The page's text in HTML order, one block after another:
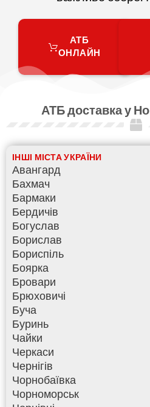
АТБ
ОНЛАЙН
АТБ доставка у
ІНШІ МІСТА УКРАЇНИ
Авангард
Бахмач
Бармаки
Бердичів
Богуслав
Борислав
Бориспіль
Боярка
Бровари
Брюховичі
Буча
Буринь
Чайки
Черкаси
Чернігів
Чорнобаївка
Чорноморськ